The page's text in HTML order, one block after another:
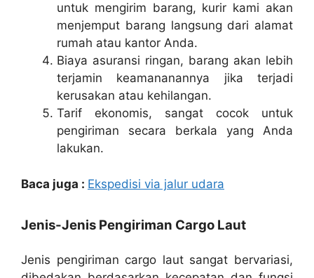
untuk mengirim barang, kurir kami akan
menjemput barang langsung dari alamat
rumah atau kantor Anda.
Biaya asuransi ringan, barang akan lebih
terjamin keamananannya jika terjadi
kerusakan atau kehilangan.
Tarif ekonomis, sangat cocok untuk
pengiriman secara berkala yang Anda
lakukan.
Baca juga : Ekspedisi via jalur udara
Jenis-Jenis Pengiriman Cargo Laut
Jenis pengiriman cargo laut sangat bervariasi,